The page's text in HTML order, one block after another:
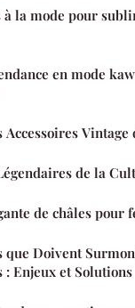
à la mode pour
en mode
Vintage
de la
de châles pour
que Doivent
: Enjeux et Solutions